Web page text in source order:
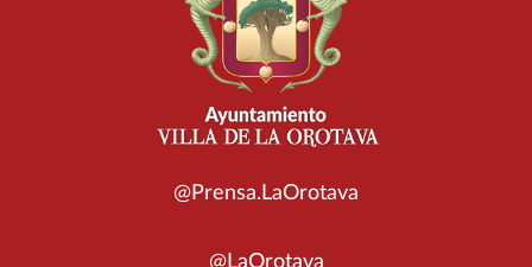
@Prensa.LaOrotava